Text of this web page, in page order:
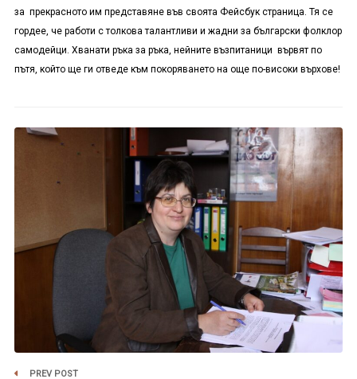
за прекрасното им представяне във своята Фейсбук страница. Тя се
гордее, че работи с толкова талантливи и жадни за български фолклор
самодейци. Хванати ръка за ръка, нейните възпитаници вървят по
пътя, който ще ги отведе към покоряването на още по-високи върхове!
PREV POST